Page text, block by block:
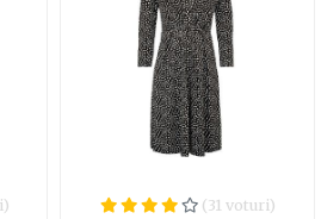
(31 voturi)